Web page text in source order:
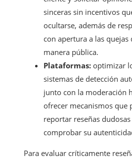
sinceras sin incentivos
ocultarse, además de
con apertura a las quejas
manera pública.
Plataformas: optimizar
sistemas de detección
junto con la moderación
ofrecer mecanismos que
reportar reseñas
comprobar su
Para evaluar críticamente